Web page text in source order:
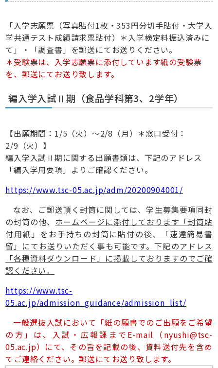
「入学志願票（写真貼付1枚・353円分切手貼付・大学入
学共通テスト成績請求票貼付）＊入学検定料振込済みに
て」・「調査書」を郵送にてお送りください。
＊受験票は、入学志願票に添付しています紙の受験票
を、郵送にてお送り致します。
編入学入試Ⅱ期（食品学科第3、2学年）
【出願期間：1/5（火）～2/8（月）＊窓口受付：
2/9（火）】
編入学入試Ⅱ期に関する出願書類は、下記のアドレス
「編入学用要項」よりご確認ください。
https://www.tsc-05.ac.jp/adm/20200904001/
なお、ご郵送頂く封筒に関しては、学生募集要項同封
の封筒の他、 ホームページに添付しております「封筒貼
付用紙」をお手持ちの封筒に貼付の後、「速達簡易書
留」にてお送りいただく事も可能です。下記のアドレス
「各種資料ダウンロード」に掲載しておりますのでご確
認ください。
https://www.tsc-
05.ac.jp/admission_guidance/admission_list/
一般選抜入試において「紙の願書でのご出願をご希望
の方」は、入試・広報課までE-mail（nyushi@tsc-
05.ac.jp）にて、その旨を記載の後、資料送付先を含め
てご連絡ください。郵送にてお送り致します。